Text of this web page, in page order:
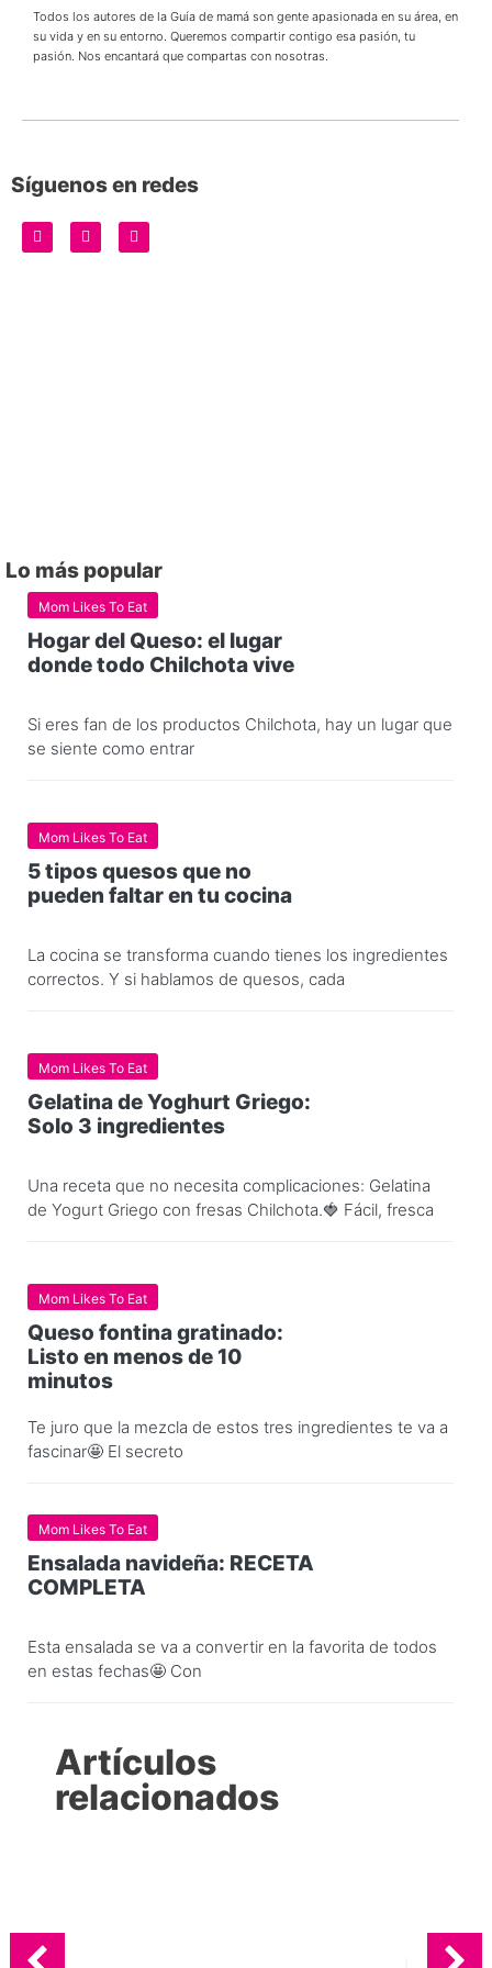
Todos los autores de la Guía de mamá son gente apasionada en su área, en
su vida y en su entorno. Queremos compartir contigo esa pasión, tu
pasión. Nos encantará que compartas con nosotras.
Síguenos en redes
Lo más popular
Mom Likes To Eat
Hogar del Queso: el lugar
donde todo Chilchota vive
Si eres fan de los productos Chilchota, hay un lugar que
se siente como entrar
Mom Likes To Eat
5 tipos quesos que no
pueden faltar en tu cocina
La cocina se transforma cuando tienes los ingredientes
correctos. Y si hablamos de quesos, cada
Mom Likes To Eat
Gelatina de Yoghurt Griego:
Solo 3 ingredientes
Una receta que no necesita complicaciones: Gelatina
de Yogurt Griego con fresas Chilchota.🍓 Fácil, fresca
Mom Likes To Eat
Queso fontina gratinado:
Listo en menos de 10
minutos
Te juro que la mezcla de estos tres ingredientes te va a
fascinar🤩 El secreto
Mom Likes To Eat
Ensalada navideña: RECETA
COMPLETA
Esta ensalada se va a convertir en la favorita de todos
en estas fechas🤩 Con
Artículos
relacionados